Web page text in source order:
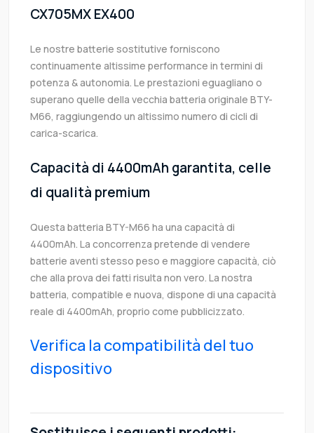
CX705MX EX400
Le nostre batterie sostitutive forniscono
continuamente altissime performance in termini di
potenza & autonomia. Le prestazioni eguagliano o
superano quelle della vecchia batteria originale BTY-
M66, raggiungendo un altissimo numero di cicli di
carica-scarica.
Capacità di 4400mAh garantita, celle
di qualità premium
Questa batteria BTY-M66 ha una capacità di
4400mAh. La concorrenza pretende di vendere
batterie aventi stesso peso e maggiore capacità, ciò
che alla prova dei fatti risulta non vero. La nostra
batteria, compatible e nuova, dispone di una capacità
reale di 4400mAh, proprio come pubblicizzato.
Verifica la compatibilità del tuo
dispositivo